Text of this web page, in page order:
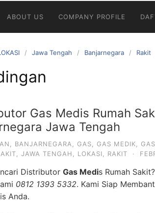
ABOUT US COMPANY PROFILE
Jawa Tengah Banjarnegara Rakit
Gas Medis Rumah
Jawa Tengah
BANJARNEGARA GAS GAS MEDIK
JAWA TENGAH LOKASI RAKIT ·
Distributor Gas Medis Rumah
0812 1393 5332. Kami Siap
Anda.